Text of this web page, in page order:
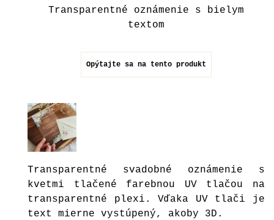
Transparentné oznámenie s bielym
textom
Opýtajte sa na tento produkt
Transparentné svadobné oznámenie s
kvetmi tlačené farebnou UV tlačou na
transparentné plexi. Vďaka UV tlači je
text mierne vystúpený, akoby 3D.